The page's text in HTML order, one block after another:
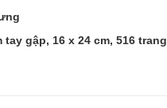
tay gập, 16 x 24 cm, 516 trang